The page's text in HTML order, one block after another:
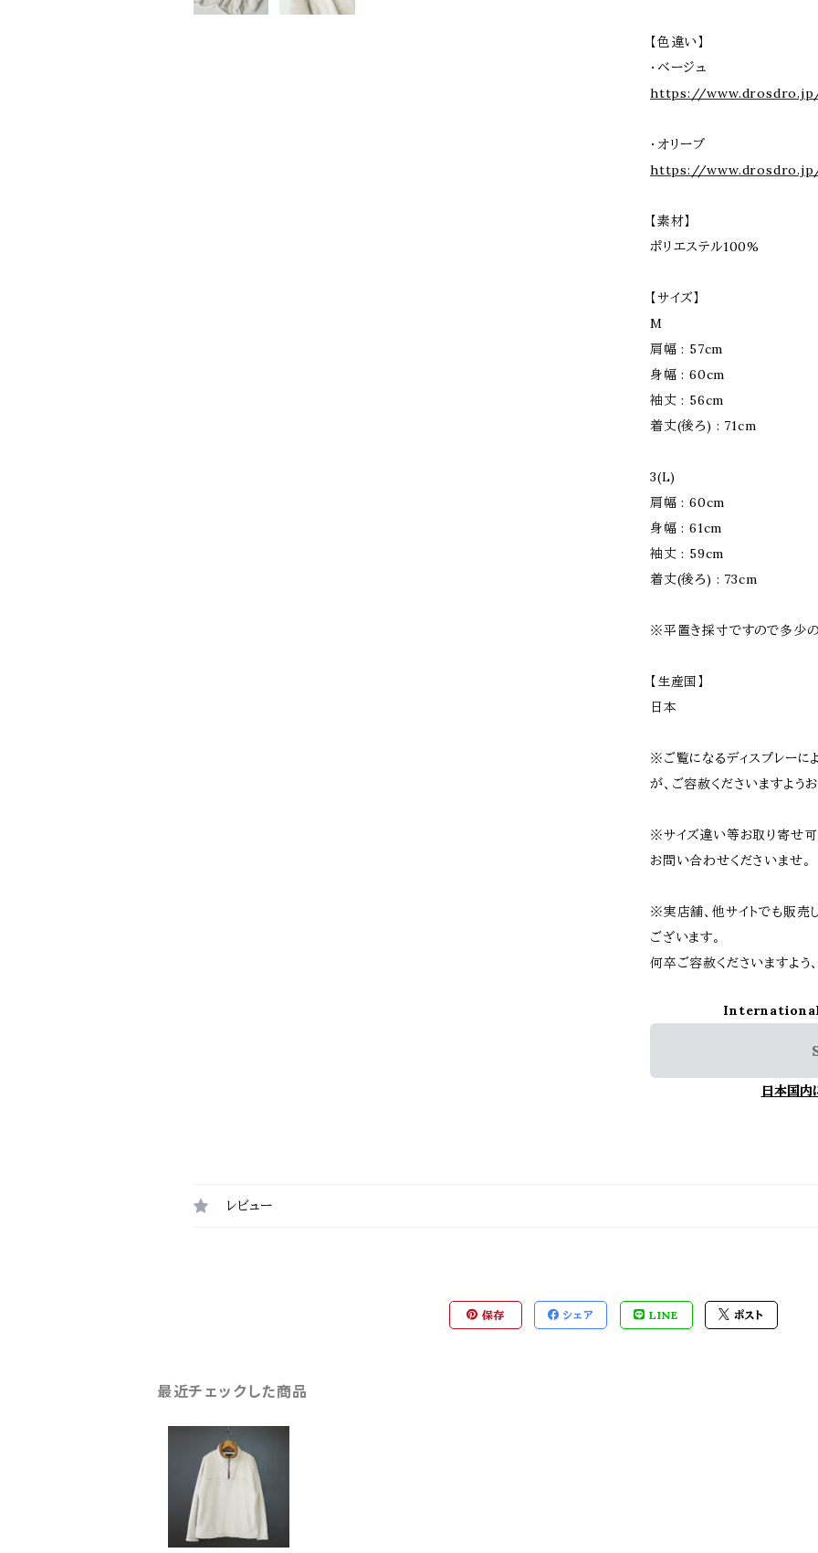
【色違い】
・ベージュ
https://
・オリーブ
https://
【素材】
ポリエステル100%
【サイズ】
M
肩幅 : 57cm
身幅 : 60cm
袖丈 : 56cm
着丈(後ろ) : 71cm
3(L)
肩幅 : 60cm
身幅 : 61cm
袖丈 : 59cm
着丈(後ろ) : 73cm
※平置き採寸ですので多少の
【生産国】
日本
※ご覧になるディスプレーに
が、ご容赦くださいますよう
※サイズ違い等お取り寄せ
お問い合わせくださいませ。
※実店舗、他サイトでも販売
ございます。
何卒ご容赦くださいますよう
日本国内
レビュー
保存 シェア LINE ポスト
最近チェックした商品